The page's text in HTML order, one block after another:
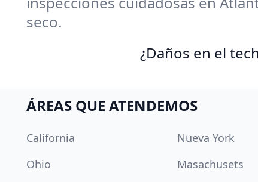
seco.
¿Daños en el
ÁREAS QUE ATENDEMOS
California Nueva York
Ohio
Masachusets